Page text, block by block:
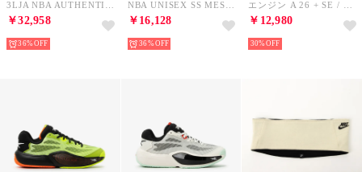
￥32,958
36%
￥16,128
36%
￥12,980
30%